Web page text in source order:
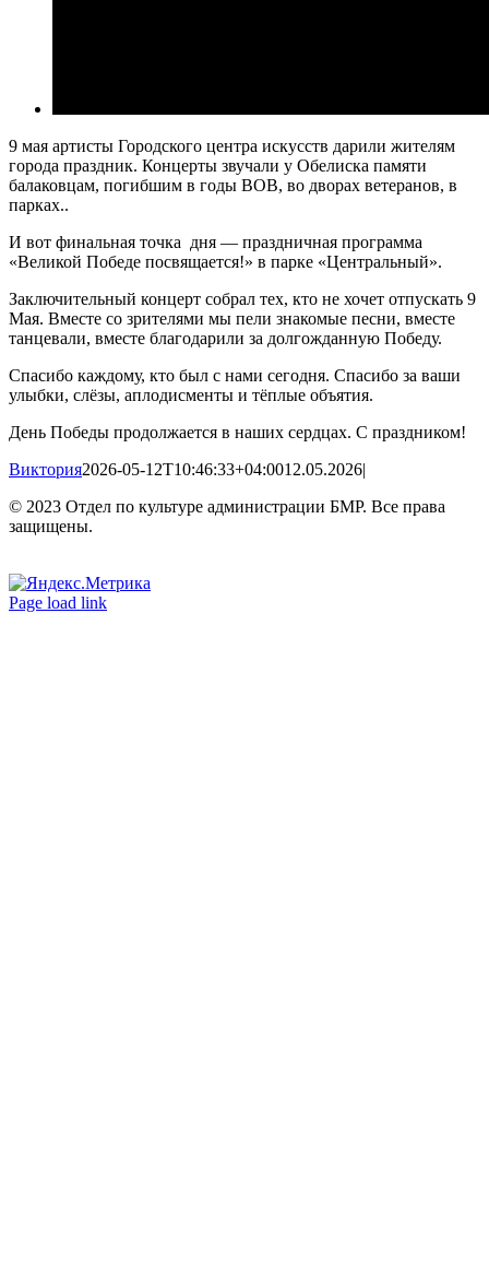
9 мая артисты Городского центра искусств дарили жителям
города праздник. Концерты звучали у Обелиска памяти
балаковцам, погибшим в годы ВОВ, во дворах ветеранов, в
парках..
И вот финальная точка дня — праздничная программа
«Великой Победе посвящается!» в парке «Центральный».
Заключительный концерт собрал тех, кто не хочет отпускать 9
Мая. Вместе со зрителями мы пели знакомые песни, вместе
танцевали, вместе благодарили за долгожданную Победу.
Спасибо каждому, кто был с нами сегодня. Спасибо за ваши
улыбки, слёзы, аплодисменты и тёплые объятия.
День Победы продолжается в наших сердцах. С праздником!
Виктория2026-05-12T10:46:33+04:0012.05.2026|
© 2023 Отдел по культуре администрации БМР. Все права
защищены.
Вконтакте
Одноклассники
Page load link